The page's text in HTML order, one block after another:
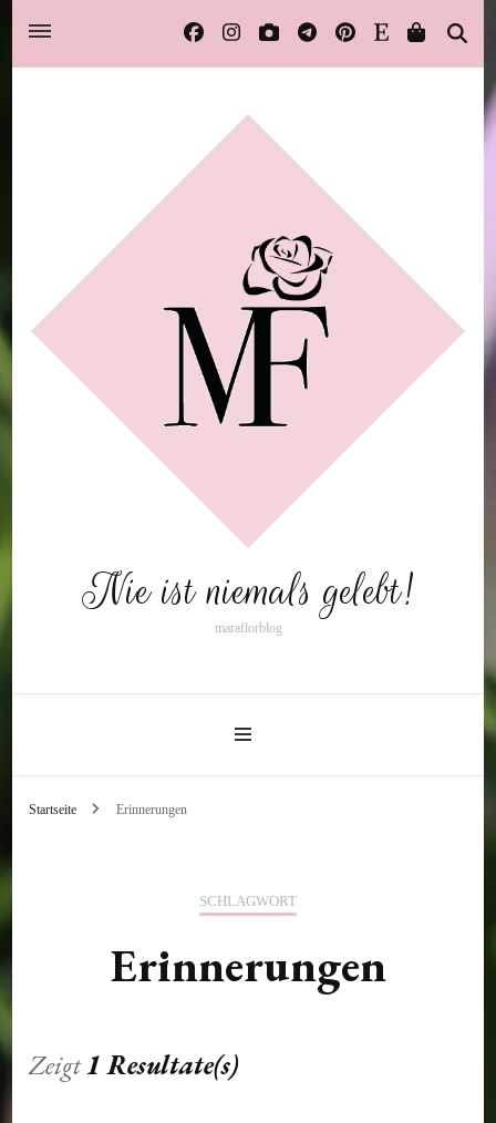
Nie ist niemals gelebt!
maraflorblog
Startseite Erinnerungen
SCHLAGWORT
Erinnerungen
Zeigt1 Resultate(s)